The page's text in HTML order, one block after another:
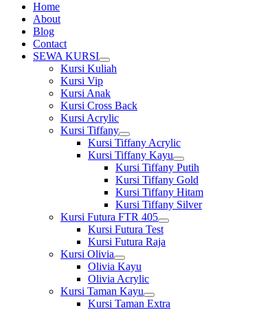
Home
About
Blog
Contact
SEWA KURSI
Show
sub
Kursi Kuliah
Kursi Vip
Kursi Anak
Kursi Cross Back
Kursi Acrylic
Kursi Tiffany
Show
sub
menu
Kursi Tiffany Acrylic
Kursi Tiffany Kayu
Show
sub
menu
Kursi Tiffany Putih
Kursi Tiffany Gold
Kursi Tiffany Hitam
Kursi Tiffany Silver
Kursi Futura FTR 405
Show
sub
menu
Kursi Futura Test
Kursi Futura Raja
Kursi Olivia
Show
sub
menu
Olivia Kayu
Olivia Acrylic
Kursi Taman Kayu
Show
Kursi Taman Extra